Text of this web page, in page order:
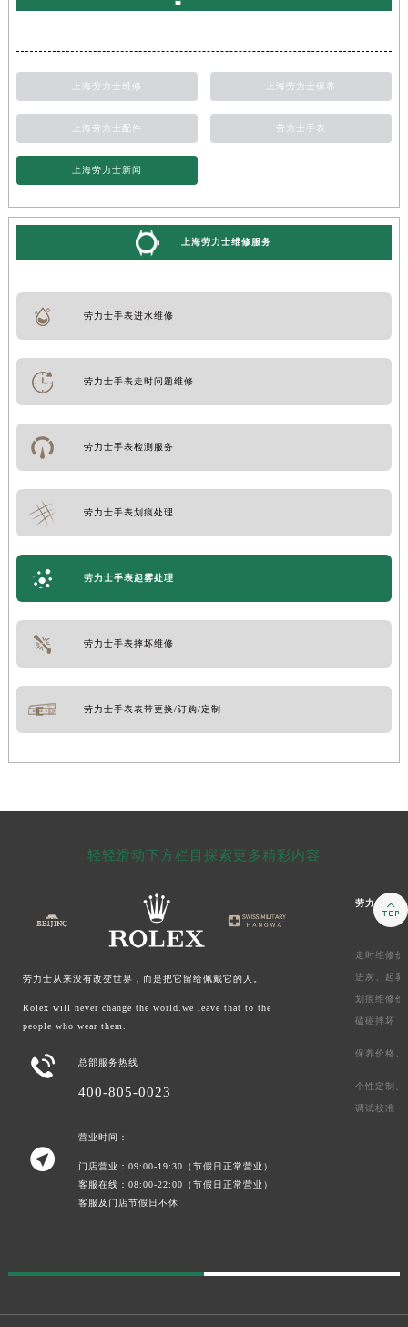
上海劳力士维修 上海劳力士保养
上海劳力士配件 劳力士手表
上海劳力士新闻
上海劳力士维修服务
劳力士手表进水维修
劳力士手表走时问题维修
劳力士手表检测服务
劳力士手表划痕处理
劳力士手表起雾处理
劳力士手表摔坏维修
劳力士手表表带更换/订购/定制
轻轻滑动下方栏目探索更多精彩内容
劳力士从来没有改变世界，而是把它留给佩戴它的人。
Rolex will never change the world.we leave that to the
people who wear them.
 总部服务热线
400-805-0023

营业时间：
门店营业：09:00-19:30（节假日正常营业）
客服在线：08:00-22:00（节假日正常营业）
客服及门店节假日不休
劳力士售后
走时维修价
进灰、 起雾
划痕维修价
磕碰摔坏
保养价格、
个性定制、
调试校准
